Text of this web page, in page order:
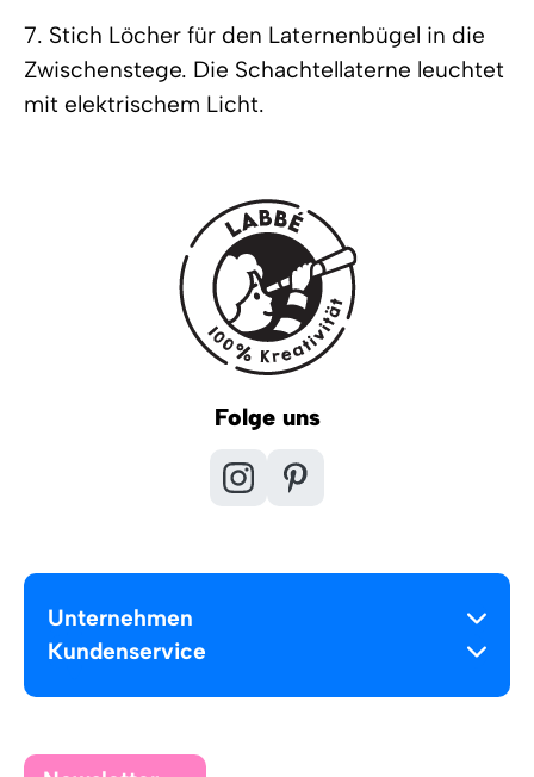
7. Stich Löcher für den Laternenbügel in die
Zwischenstege. Die Schachtellaterne leuchtet
mit elektrischem Licht.
Folge uns
Unternehmen
Kundenservice